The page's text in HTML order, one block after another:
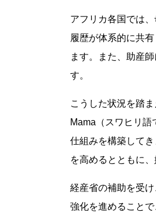
アフリカ各国では
履歴が体系的に共
ます。また、助産
す。
こうした状況を踏
Mama（スワヒリ語
仕組みを構築して
を高めるとともに
経産省の補助を受
強化を進めること